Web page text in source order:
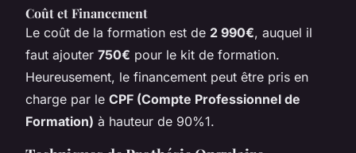
Coût et Financement
Le coût de la formation est de 2 990€, auquel il
faut ajouter 750€ pour le kit de formation.
Heureusement, le financement peut être pris en
charge par le CPF (Compte Professionnel de
Formation) à hauteur de 90%1.